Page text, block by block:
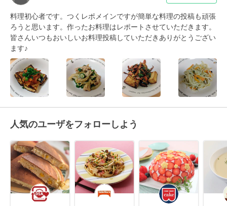
料理初心者です。つくレポメインですが簡単な料理の投稿も頑張
ろうと思います。作ったお料理はレポートさせていただきます。
皆さんいつもおいしいお料理投稿していただきありがとうござい
ます♪
人気のユーザをフォローしよう